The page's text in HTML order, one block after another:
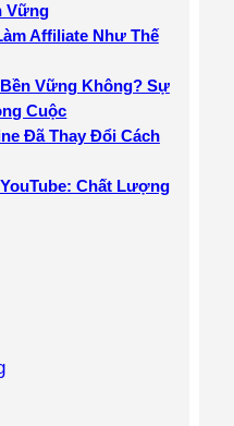
Vững
Affiliate Như Thế
Vững Không? Sự
Cuộc
Đã Thay Đổi Cách
Chất Lượng